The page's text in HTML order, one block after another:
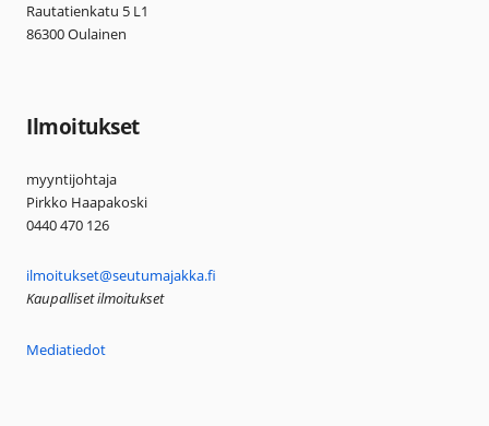
Rautatienkatu 5 L1
86300 Oulainen
Ilmoitukset
myyntijohtaja
Pirkko Haapakoski
0440 470 126
ilmoitukset@seutumajakka.fi
Kaupalliset ilmoitukset
Mediatiedot